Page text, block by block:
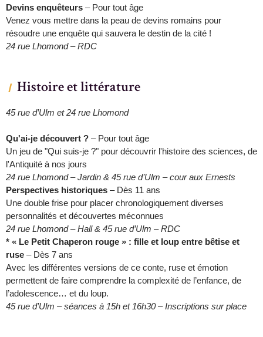
Devins enquêteurs – Pour tout âge
Venez vous mettre dans la peau de devins romains pour
résoudre une enquête qui sauvera le destin de la cité !
24 rue Lhomond – RDC
Histoire et littérature
45 rue d’Ulm et 24 rue Lhomond
Qu'ai-je découvert ? – Pour tout âge
Un jeu de "Qui suis-je ?" pour découvrir l'histoire des sciences, de
l'Antiquité à nos jours
24 rue Lhomond – Jardin & 45 rue d’Ulm – cour aux Ernests
Perspectives historiques – Dès 11 ans
Une double frise pour placer chronologiquement diverses
personnalités et découvertes méconnues
24 rue Lhomond – Hall & 45 rue d’Ulm – RDC
* « Le Petit Chaperon rouge » : fille et loup entre bêtise et
ruse – Dès 7 ans
Avec les différentes versions de ce conte, ruse et émotion
permettent de faire comprendre la complexité de l’enfance, de
l’adolescence… et du loup.
45 rue d’Ulm – séances à 15h et 16h30 – Inscriptions sur place